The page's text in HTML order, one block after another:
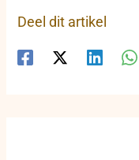
Deel dit artikel